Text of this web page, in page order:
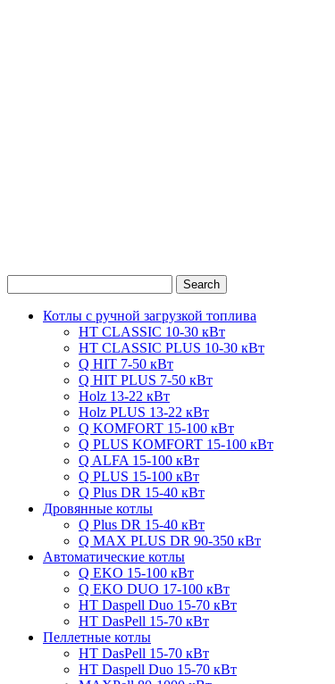
Котлы с ручной загрузкой топлива
HT CLASSIC 10-30 кВт
HT CLASSIC PLUS 10-30 кВт
Q HIT 7-50 кВт
Q HIT PLUS 7-50 кВт
Holz 13-22 кВт
Holz PLUS 13-22 кВт
Q KOMFORT 15-100 кВт
Q PLUS KOMFORT 15-100 кВт
Q ALFA 15-100 кВт
Q PLUS 15-100 кВт
Q Plus DR 15-40 кВт
Дровянные котлы
Q Plus DR 15-40 кВт
Q MAX PLUS DR 90-350 кВт
Автоматические котлы
Q EKO 15-100 кВт
Q EKO DUO 17-100 кВт
HT Daspell Duo 15-70 кВт
HT DasPell 15-70 кВт
Пеллетные котлы
HT DasPell 15-70 кВт
HT Daspell Duo 15-70 кВт